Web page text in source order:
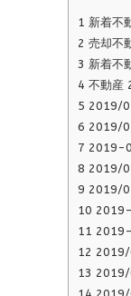
1 新着不
2 売却不
3 新着不
4 不動産
5 2019/
6 2019/
7 2019-
8 2019/
9 2019/
10
11
12 2019/
13 2019/